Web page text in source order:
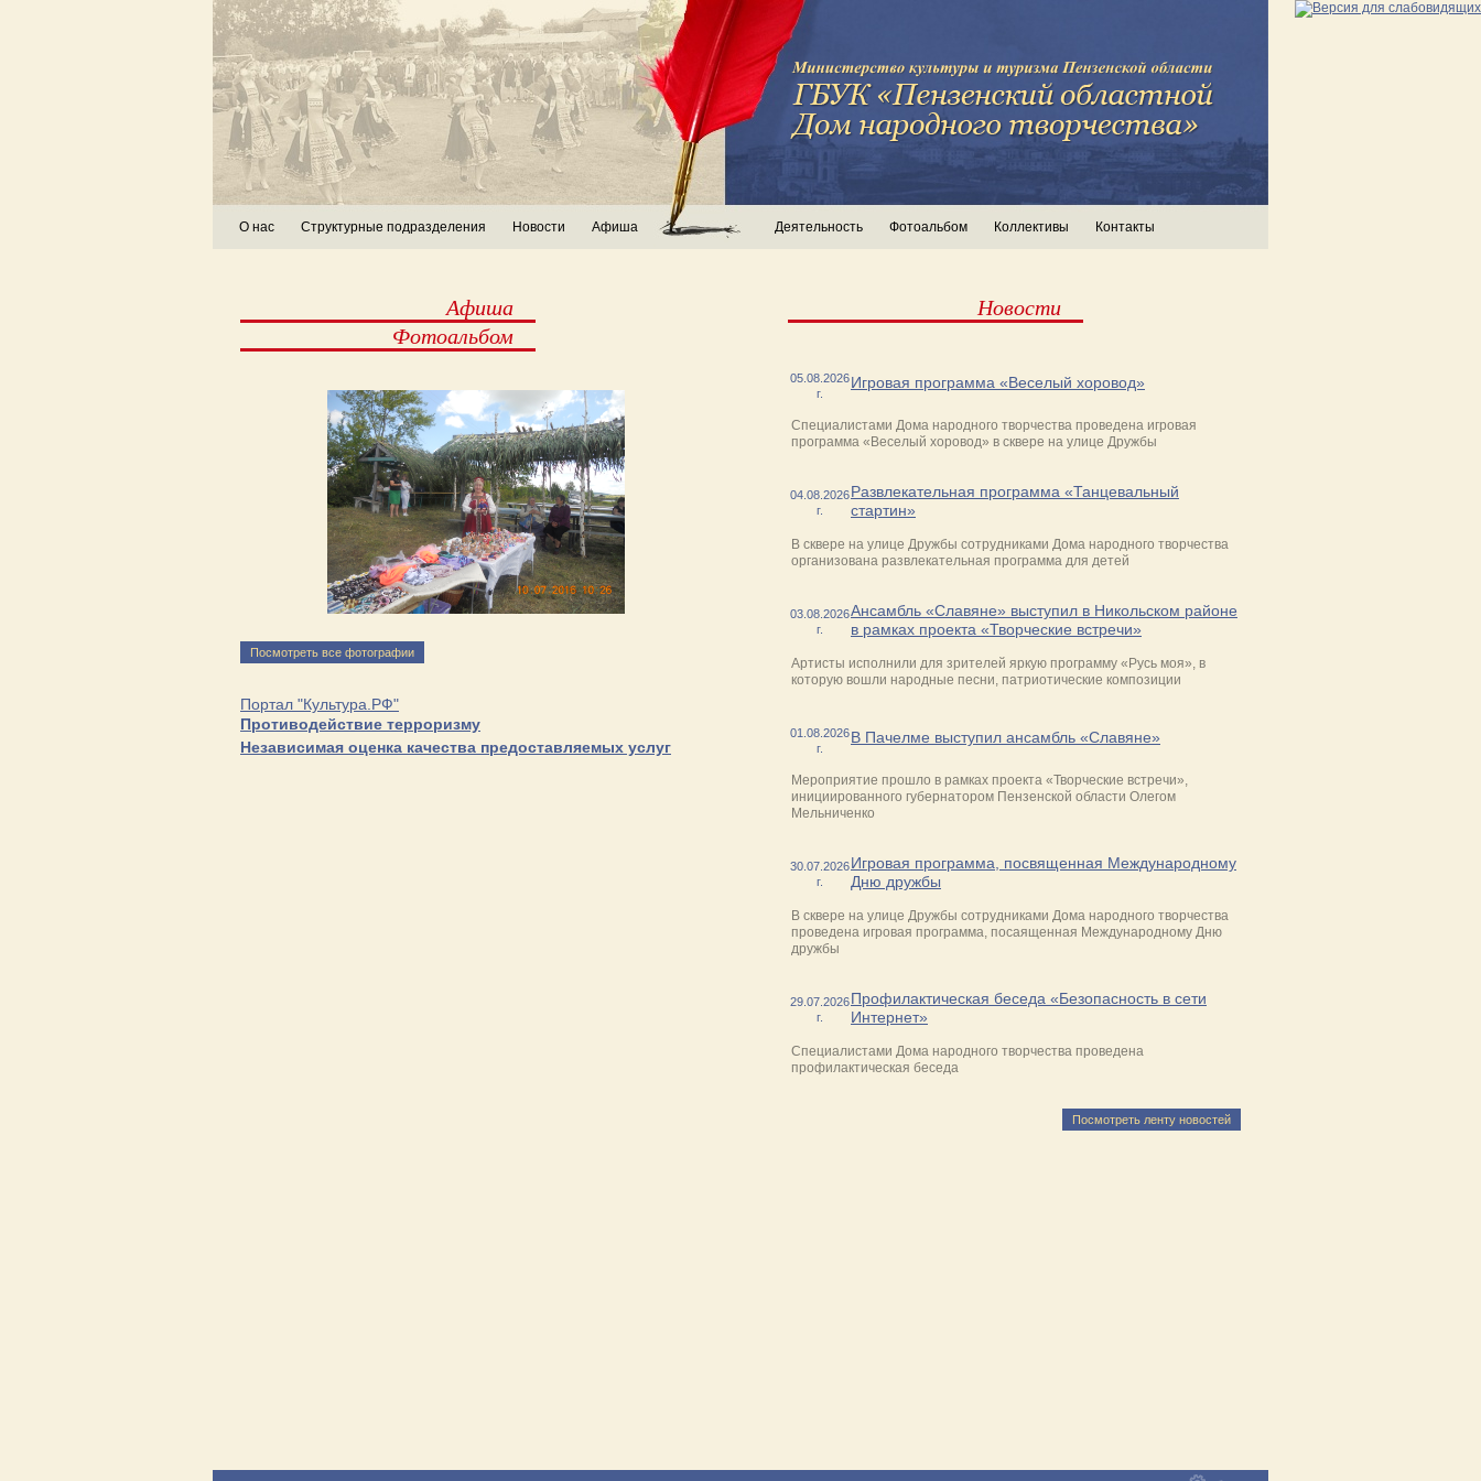
О нас Структурные подразделения Новости Афиша Деятельность Фотоальбом Коллективы Контакты
Афиша
Фотоальбом
Посмотреть все фотографии
Портал "Культура.РФ"
Противодействие терроризму
Независимая оценка качества предоставляемых услуг
Новости
05.08.2026
г.
Игровая программа «Веселый хоровод»
Специалистами Дома народного творчества проведена игровая
программа «Веселый хоровод» в сквере на улице Дружбы
04.08.2026
г.
Развлекательная программа «Танцевальный
стартин»
В сквере на улице Дружбы сотрудниками Дома народного творчества
организована развлекательная программа для детей
03.08.2026
г.
Ансамбль «Славяне» выступил в Никольском районе
в рамках проекта «Творческие встречи»
Артисты исполнили для зрителей яркую программу «Русь моя», в
которую вошли народные песни, патриотические композиции
01.08.2026
г.
В Пачелме выступил ансамбль «Славяне»
Мероприятие прошло в рамках проекта «Творческие встречи»,
инициированного губернатором Пензенской области Олегом
Мельниченко
30.07.2026
г.
Игровая программа, посвященная Международному
Дню дружбы
В сквере на улице Дружбы сотрудниками Дома народного творчества
проведена игровая программа, посаященная Международному Дню
дружбы
29.07.2026
г.
Профилактическая беседа «Безопасность в сети
Интернет»
Специалистами Дома народного творчества проведена
профилактическая беседа
Посмотреть ленту новостей